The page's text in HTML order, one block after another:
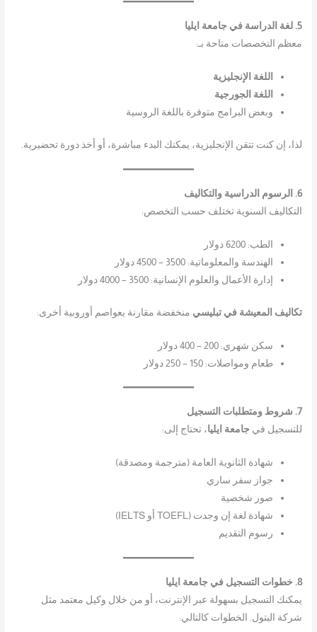
5. لغة الدراسة في جامعة ايليا
معظم التخصصات متاحة بـ:
اللغة الإنجليزية
اللغة الجورجية
وبعض البرامج متوفرة باللغة الروسية
لذا، إن كنت تتقن الإنجليزية، يمكنك البدء مباشرة، أو أخذ دورة تحضيرية.
6. الرسوم الدراسية والتكاليف
التكاليف السنوية تختلف حسب التخصص:
الطب: 6200 دولار
الهندسة والمعلوماتية: 3500 – 4500 دولار
إدارة الأعمال والعلوم الإنسانية: 3500 – 4000 دولار
تكاليف المعيشة في تبليسي منخفضة مقارنة بعواصم أوروبية أخرى:
سكن شهري: 200 – 400 دولار
طعام ومواصلات: 150 – 250 دولار
7. شروط ومتطلبات التسجيل
للتسجيل في جامعة ايليا، تحتاج إلى:
شهادة الثانوية العامة (مترجمة ومصدقة)
جواز سفر ساري
صور شخصية
شهادة لغة إن وجدت (TOEFL أو IELTS)
رسوم التقديم
8. خطوات التسجيل في جامعة ايليا
يمكنك التسجيل بسهولة عبر الإنترنت، أو من خلال وكيل معتمد مثل
شركة البتول. الخطوات كالتالي: